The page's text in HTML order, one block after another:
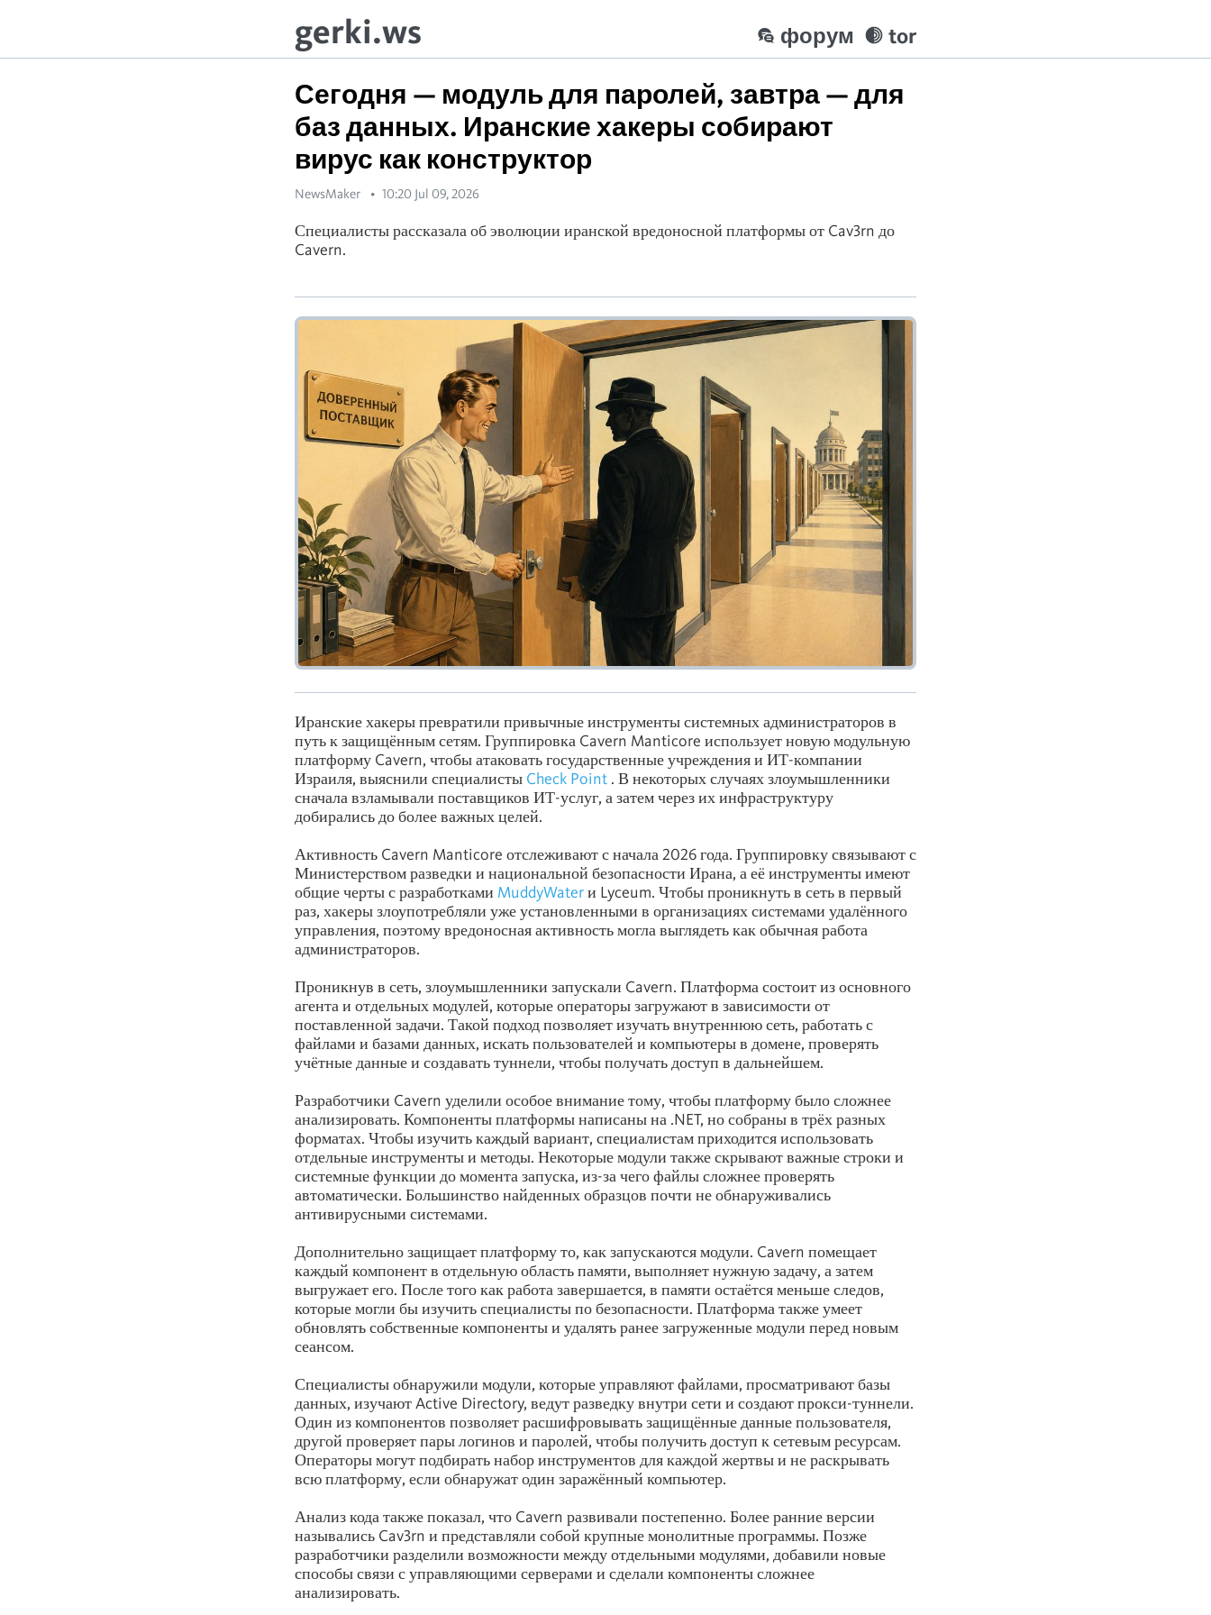
gerki.ws tor
форум
Сегодня — модуль для паролей, завтра — для
баз данных. Иранские хакеры собирают
вирус как конструктор
NewsMaker 10:20 Jul 09, 2026
Специалисты рассказала об эволюции иранской вредоносной платформы от Cav3rn до
Cavern.
Иранские хакеры превратили привычные инструменты системных администраторов в
путь к защищённым сетям. Группировка Cavern Manticore использует новую модульную
платформу Cavern, чтобы атаковать государственные учреждения и ИТ-компании
Израиля, выяснили специалисты Check Point . В некоторых случаях злоумышленники
сначала взламывали поставщиков ИТ-услуг, а затем через их инфраструктуру
добирались до более важных целей.
Активность Cavern Manticore отслеживают с начала 2026 года. Группировку связывают с
Министерством разведки и национальной безопасности Ирана, а её инструменты имеют
общие черты с разработками MuddyWaterи Lyceum. Чтобы проникнуть в сеть в первый
раз, хакеры злоупотребляли уже установленными в организациях системами удалённого
управления, поэтому вредоносная активность могла выглядеть как обычная работа
администраторов.
Проникнув в сеть, злоумышленники запускали Cavern. Платформа состоит из основного
агента и отдельных модулей, которые операторы загружают в зависимости от
поставленной задачи. Такой подход позволяет изучать внутреннюю сеть, работать с
файлами и базами данных, искать пользователей и компьютеры в домене, проверять
учётные данные и создавать туннели, чтобы получать доступ в дальнейшем.
Разработчики Cavern уделили особое внимание тому, чтобы платформу было сложнее
анализировать. Компоненты платформы написаны на .NET, но собраны в трёх разных
форматах. Чтобы изучить каждый вариант, специалистам приходится использовать
отдельные инструменты и методы. Некоторые модули также скрывают важные строки и
системные функции до момента запуска, из-за чего файлы сложнее проверять
автоматически. Большинство найденных образцов почти не обнаруживались
антивирусными системами.
Дополнительно защищает платформу то, как запускаются модули. Cavern помещает
каждый компонент в отдельную область памяти, выполняет нужную задачу, а затем
выгружает его. После того как работа завершается, в памяти остаётся меньше следов,
которые могли бы изучить специалисты по безопасности. Платформа также умеет
обновлять собственные компоненты и удалять ранее загруженные модули перед новым
сеансом.
Специалисты обнаружили модули, которые управляют файлами, просматривают базы
данных, изучают Active Directory, ведут разведку внутри сети и создают прокси-туннели.
Один из компонентов позволяет расшифровывать защищённые данные пользователя,
другой проверяет пары логинов и паролей, чтобы получить доступ к сетевым ресурсам.
Операторы могут подбирать набор инструментов для каждой жертвы и не раскрывать
всю платформу, если обнаружат один заражённый компьютер.
Анализ кода также показал, что Cavern развивали постепенно. Более ранние версии
назывались Cav3rn и представляли собой крупные монолитные программы. Позже
разработчики разделили возможности между отдельными модулями, добавили новые
способы связи с управляющими серверами и сделали компоненты сложнее
анализировать.